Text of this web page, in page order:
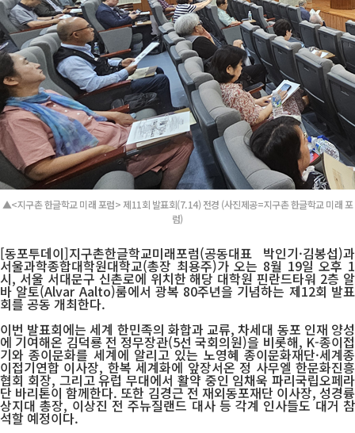
▲<지구촌 한글학교 미래 포럼> 제11회 발표회(7.14) 전경 (사진제공=지구촌 한글학교 미래 포
럼)
[동포투데이]지구촌한글학교미래포럼(공동대표 박인기·김봉섭)과
서울과학종합대학원대학교(총장 최용주)가 오는 8월 19일 오후 1
시, 서울 서대문구 신촌로에 위치한 해당 대학원 핀란드타워 2층 알
바 알토(Alvar Aalto)룸에서 광복 80주년을 기념하는 제12회 발표
회를 공동 개최한다.
이번 발표회에는 세계 한민족의 화합과 교류, 차세대 동포 인재 양성
에 기여해온 김덕룡 전 정무장관(5선 국회의원)을 비롯해, K-종이접
기와 종이문화를 세계에 알리고 있는 노영혜 종이문화재단·세계종
이접기연합 이사장, 한복 세계화에 앞장서온 정 사무엘 한문화진흥
협회 회장, 그리고 유럽 무대에서 활약 중인 임채욱 파리국립오페라
단 바리톤이 함께한다. 또한 김경근 전 재외동포재단 이사장, 성경륭
상지대 총장, 이상진 전 주뉴질랜드 대사 등 각계 인사들도 대거 참
석할 예정이다.